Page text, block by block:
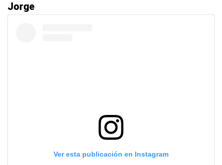
Jorge
Ver esta publicación en Instagram